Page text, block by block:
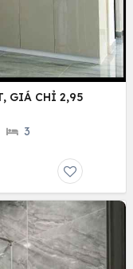
GIÁ CHỈ 2,95
3